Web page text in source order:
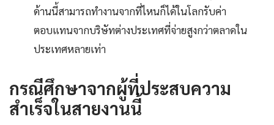
ด้านนี้สามารถทำงานจากที่ไหนก็ได้ในโลกรับค่า
ตอบแทนจากบริษัทต่างประเทศที่จ่ายสูงกว่าตลาดใน
ประเทศหลายเท่า
กรณีศึกษาจากผู้ที่ประสบความ
สำเร็จในสายงานนี้